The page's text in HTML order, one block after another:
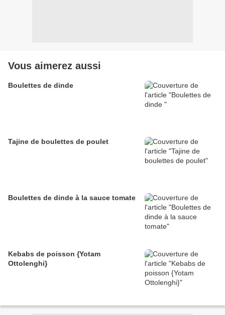
Vous aimerez aussi
Boulettes de dinde
Tajine de boulettes de poulet
Boulettes de dinde à la sauce tomate
Kebabs de poisson {Yotam
Ottolenghi}